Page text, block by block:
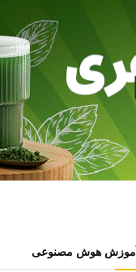
آموزش هوش مصنوعی